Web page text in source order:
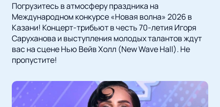
Погрузитесь в атмосферу праздника на
Международном конкурсе «Новая волна» 2026 в
Казани! Концерт-трибьют в честь 70-летия Игоря
Саруханова и выступления молодых талантов ждут
вас на сцене Нью Вейв Холл (New Wave Hall). Не
пропустите!